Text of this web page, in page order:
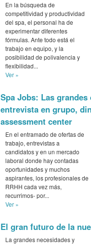
En la búsqueda de
competitividad y productividad
del spa, el personal ha de
experimentar diferentes
fórmulas. Ante todo está el
trabajo en equipo, y la
posibilidad de polivalencia y
flexibilidad...
Ver »
Spa Jobs: Las
entrevista en grupo,
assessment center
En el entramado de ofertas de
trabajo, entrevistas a
candidatos y en un mercado
laboral donde hay contadas
oportunidades y muchos
aspirantes, los profesionales de
RRHH cada vez más,
recurrimos- por...
Ver »
El gran futuro de la
La grandes necesidades y